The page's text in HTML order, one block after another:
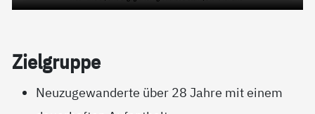
Ziel­grup­pe
Neuzugewanderte über 28 Jahre mit einem